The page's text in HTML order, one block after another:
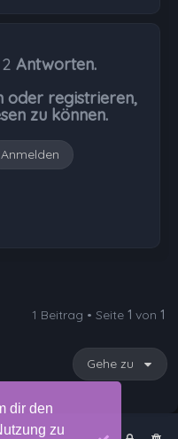
dir den
zu
2 Antworten.
oder registrieren,
zu können.
Anmelden
1 Beitrag • Seite 1 von 1
Gehe zu